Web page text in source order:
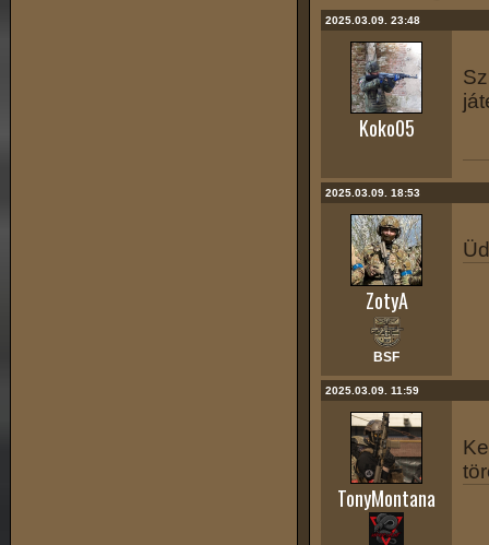
2025.03.09. 23:48
Koko05
2025.03.09. 18:53
ZotyA
BSF
2025.03.09. 11:59
TonyMontana